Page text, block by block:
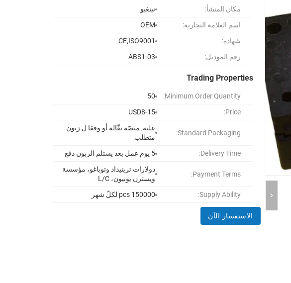
مكان المنشأ:
نينغبو
اسم العلامة التجارية:
OEM
شهادة:
CE,ISO9001
رقم الموديل:
ABS1-03
Trading Properties
Minimum Order Quantity:
50
Price:
USD8-15
Standard Packaging:
علبة, منصّة نقّالة أو وفقا ل زبون
متطلب
Delivery Time:
5 يوم عمل بعد يستلم الزبون دفع
Payment Terms:
دولارات ترينيداد وتوباغو، مؤسسة
ويسترن يونيون، L/C
Supply Ability:
150000 pcs لكلّ شهر
الاستفسار الآن